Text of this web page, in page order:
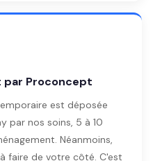
par Proconcept
est déposée
par nos soins, 5 à 10
Néanmoins,
faire de votre côté. C'est